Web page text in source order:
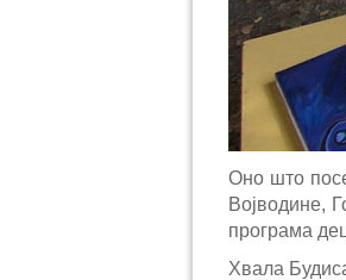
Оно што
Војводине,
програма
Хвала